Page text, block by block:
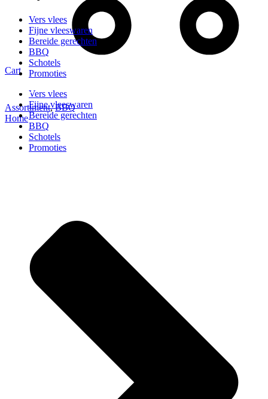
Vers vlees
Fijne vleeswaren
Bereide gerechten
BBQ
Schotels
Promoties
Vers vlees
Fijne vleeswaren
Bereide gerechten
BBQ
Schotels
Promoties
Cart
Assortiment,BBQ
Home